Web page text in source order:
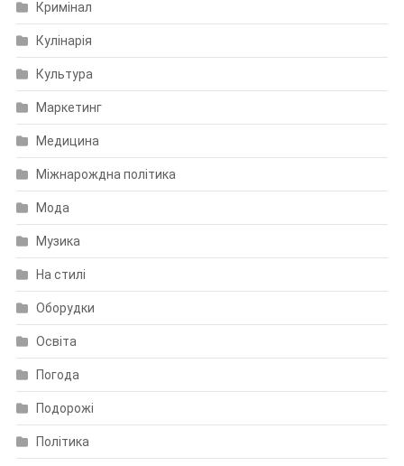
Кримінал
Кулінарія
Культура
Маркетинг
Медицина
Міжнарождна політика
Мода
Музика
На стилі
Оборудки
Освіта
Погода
Подорожі
Політика